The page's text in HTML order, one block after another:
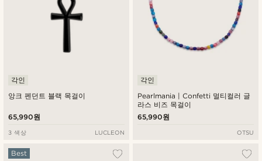
앙크 펜던트 블랙 목걸이
각인
65,990원
3 색상 LUCLEON
Pearlmania | Confetti 멀티컬러 글
라스 비즈 목걸이
각인
65,990원
OTSU
Best